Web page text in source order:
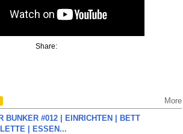
Share:
More
BUNKER #012 | EINRICHTEN | BETT
| ESSEN...